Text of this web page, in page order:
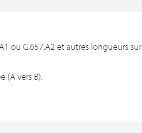
ou G.657.A2 et autres longueurs sur
(A vers B).